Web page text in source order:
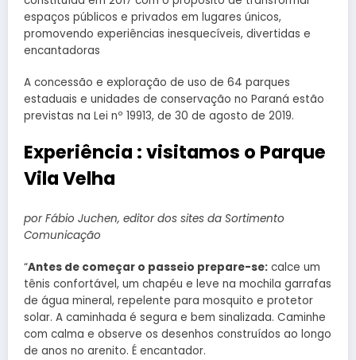
espaços públicos e privados em lugares únicos,
promovendo experiências inesquecíveis, divertidas e
encantadoras
A concessão e exploração de uso de 64 parques
estaduais e unidades de conservação no Paraná estão
previstas na Lei nº 19913, de 30 de agosto de 2019.
Experiência : visitamos o Parque
Vila Velha
por Fábio Juchen, editor dos sites da Sortimento
Comunicação
“Antes de começar o passeio prepare-se: calce um
tênis confortável, um chapéu e leve na mochila garrafas
de água mineral, repelente para mosquito e protetor
solar. A caminhada é segura e bem sinalizada. Caminhe
com calma e observe os desenhos construídos ao longo
de anos no arenito. É encantador.